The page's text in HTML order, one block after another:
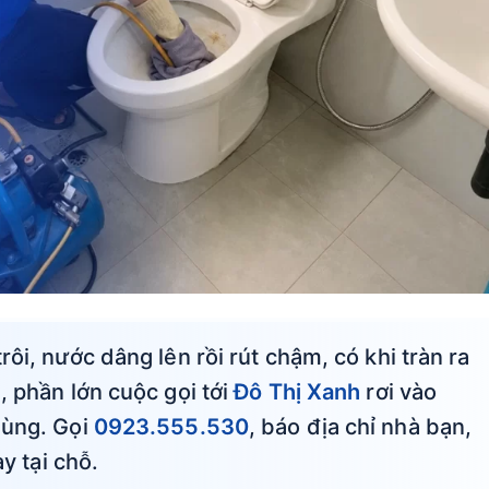
nước dâng lên rồi rút chậm, có khi tràn ra
phần lớn cuộc gọi tớiĐô Thị Xanh rơi vào
Gọi 0923.555.530, báo địa chỉ nhà bạn,
tại chỗ.